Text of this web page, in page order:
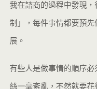
我在諮商的過程中發現
制」，每件事情都要預
展。
有些人是做事情的順序
絲一毫紊亂，不然就要